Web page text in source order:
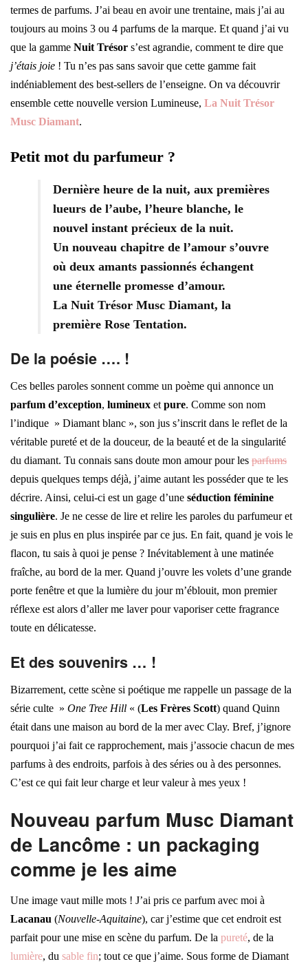
termes de parfums. J’ai beau en avoir une trentaine, mais j’ai au
toujours au moins 3 ou 4 parfums de la marque. Et quand j’ai vu
que la gamme Nuit Trésor s’est agrandie, comment te dire que
j’étais joie ! Tu n’es pas sans savoir que cette gamme fait
indéniablement des best-sellers de l’enseigne. On va découvrir
ensemble cette nouvelle version Lumineuse, La Nuit Trésor
Musc Diamant.
Petit mot du parfumeur ?
Dernière heure de la nuit, aux premières
lueurs de l’aube, l’heure blanche, le
nouvel instant précieux de la nuit.
Un nouveau chapitre de l’amour s’ouvre
où deux amants passionnés échangent
une éternelle promesse d’amour.
La Nuit Trésor Musc Diamant, la
première Rose Tentation.
De la poésie …. !
Ces belles paroles sonnent comme un poème qui annonce un
parfum d’exception, lumineux et pure. Comme son nom
l’indique » Diamant blanc », son jus s’inscrit dans le reflet de la
véritable pureté et de la douceur, de la beauté et de la singularité
du diamant. Tu connais sans doute mon amour pour les parfums
depuis quelques temps déjà, j’aime autant les posséder que te les
décrire. Ainsi, celui-ci est un gage d’une séduction féminine
singulière. Je ne cesse de lire et relire les paroles du parfumeur et
je suis en plus en plus inspirée par ce jus. En fait, quand je vois le
flacon, tu sais à quoi je pense ? Inévitablement à une matinée
fraîche, au bord de la mer. Quand j’ouvre les volets d’une grande
porte fenêtre et que la lumière du jour m’éblouit, mon premier
réflexe est alors d’aller me laver pour vaporiser cette fragrance
toute en délicatesse.
Et des souvenirs … !
Bizarrement, cette scène si poétique me rappelle un passage de la
série culte » One Tree Hill « (Les Frères Scott) quand Quinn
était dans une maison au bord de la mer avec Clay. Bref, j’ignore
pourquoi j’ai fait ce rapprochement, mais j’associe chacun de mes
parfums à des endroits, parfois à des séries ou à des personnes.
C’est ce qui fait leur charge et leur valeur à mes yeux !
Nouveau parfum Musc Diamant
de Lancôme : un packaging
comme je les aime
Une image vaut mille mots ! J’ai pris ce parfum avec moi à
Lacanau (Nouvelle-Aquitaine), car j’estime que cet endroit est
parfait pour une mise en scène du parfum. De la pureté, de la
lumière, du sable fin; tout ce que j’aime. Sous forme de Diamant